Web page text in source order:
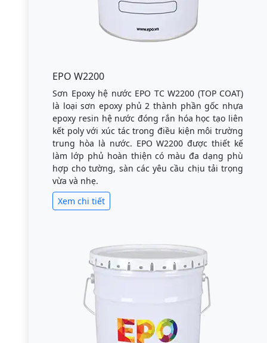
EPO W2200
Sơn Epoxy hệ nước EPO TC W2200 (TOP COAT)
là loại sơn epoxy phủ 2 thành phần gốc nhựa
epoxy resin hệ nước đóng rắn hóa học tạo liên
kết poly với xúc tác trong điều kiện môi trường
trung hòa là nước. EPO W2200 được thiết kế
làm lớp phủ hoàn thiện có màu đa dạng phù
hợp cho tường, sàn các yêu cầu chịu tải trọng
vừa và nhẹ.
Xem chi tiết